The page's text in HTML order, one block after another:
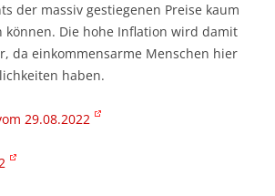
der massiv gestiegenen Preise kaum
können. Die hohe Inflation wird damit
da einkommensarme Menschen hier
haben.
29.08.2022